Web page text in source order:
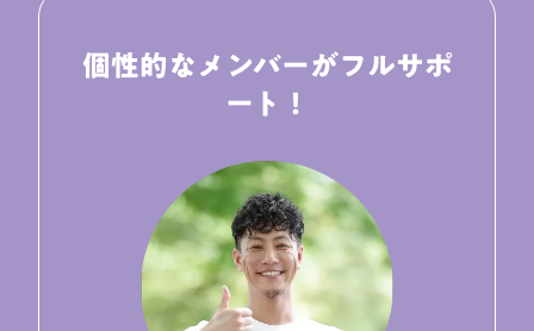
個性的なメンバーがフルサポ
ート！